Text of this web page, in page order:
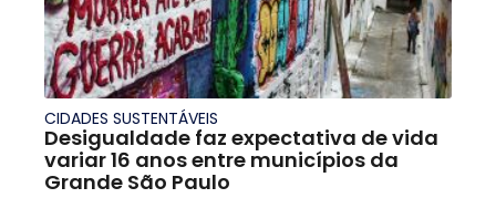
CIDADES SUSTENTÁVEIS
Desigualdade faz expectativa de vida
variar 16 anos entre municípios da
Grande São Paulo